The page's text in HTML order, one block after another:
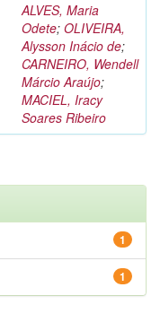
ALVES, Maria
Odete; OLIVEIRA,
Alysson Inácio de;
CARNEIRO, Wendell
Márcio Araújo;
MACIEL, Iracy
Soares Ribeiro
1
1